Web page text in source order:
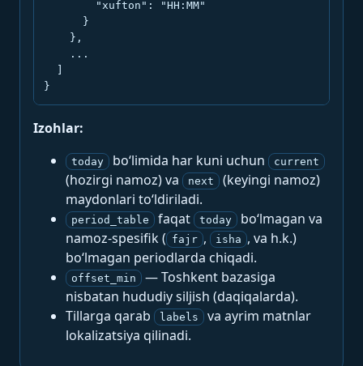
        "xufton": "HH:MM"
      }
    },
    ...
}
Izohlar:
today bo‘limida har kuni uchun current
(hozirgi namoz) va next
(keyingi namoz)
maydonlari to‘ldiriladi.
period_table faqat today
bo‘lmagan va
namoz-spesifik ( fajr , isha , va h.k.)
bo‘lmagan periodlarda chiqadi.
offset_min
— Toshkent bazasiga
nisbatan hududiy siljish (daqiqalarda).
Tillarga qarab
labels
va ayrim matnlar
lokalizatsiya qilinadi.